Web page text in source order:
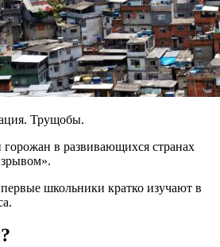
Трущобы.
горожан в развивающихся странах
школьники кратко изучают в